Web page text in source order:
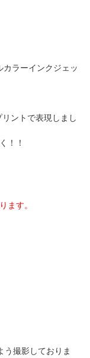
ラーインクジェッ
ントで表現しまし
！！
ます。
撮影しておりま